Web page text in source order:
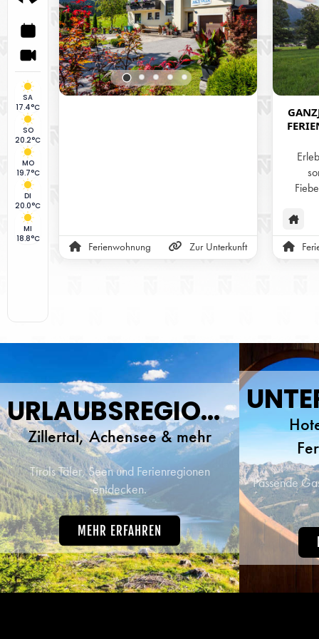
SA
17.4°C
SO
20.2°C
MO
19.7°C
DI
20.0°C
MI
18.8°C
Ferienwohnung Zur Unterkunft
Jahr
ob
beste
URLAUBSREGIONEN
Zillertal, Achensee & mehr
Tirols Täler, Seen und Ferienregionen
entdecken.
MEHR ERFAHREN
Passende